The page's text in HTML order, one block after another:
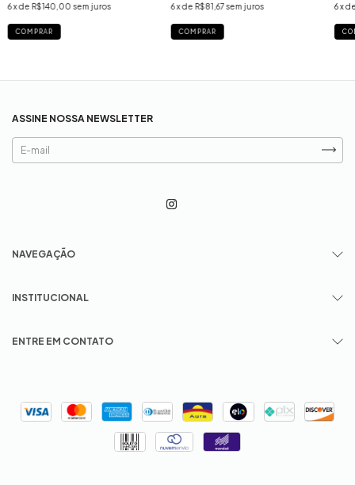
6x de R$140,00 sem juros
COMPRAR
6x de R$81,67sem juros
COMPRAR
6 x
ASSINE NOSSA NEWSLETTER
NAVEGAÇÃO
INSTITUCIONAL
ENTRE EM CONTATO